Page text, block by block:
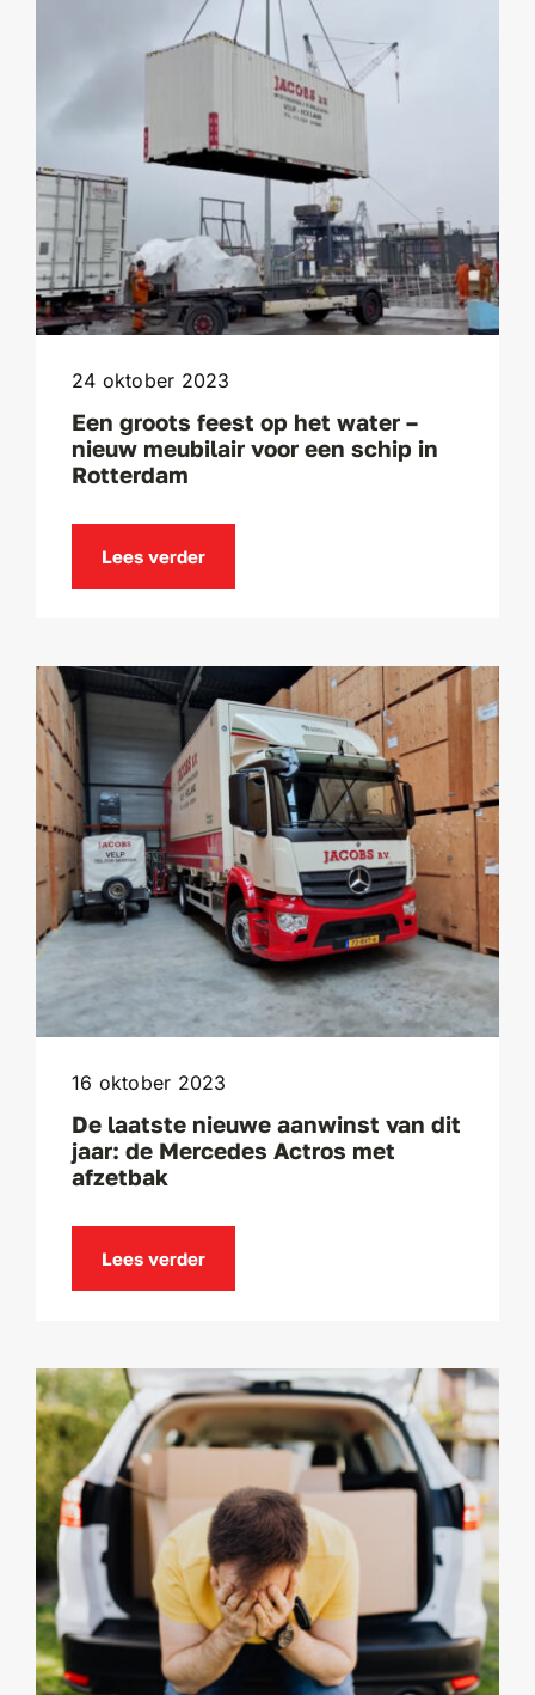
24 oktober 2023
Een groots feest op het water –
nieuw meubilair voor een schip in
Rotterdam
Lees verder
16 oktober 2023
De laatste nieuwe aanwinst van dit
jaar: de Mercedes Actros met
afzetbak
Lees verder